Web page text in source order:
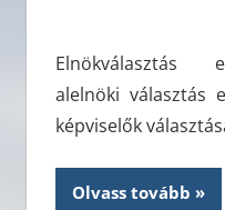
Elnökválasztás
alelnöki választás
képviselők
Olvass tovább